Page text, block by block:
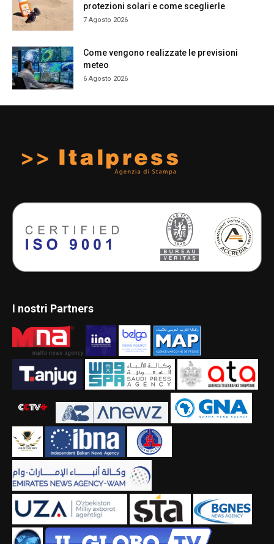
protezioni solari e come sceglierle
7 Agosto 2026
Come vengono realizzate le previsioni
meteo
6 Agosto 2026
I nostri Partners